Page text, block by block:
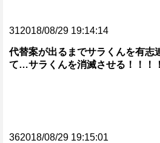
312018/08/29 19:14:14
代替案が出るまでサラくんを有志
て…サラくんを消滅させる！！！
362018/08/29 19:15:01